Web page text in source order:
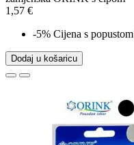
1,57 €
-5% Cijena s popustom
Dodaj u košaricu